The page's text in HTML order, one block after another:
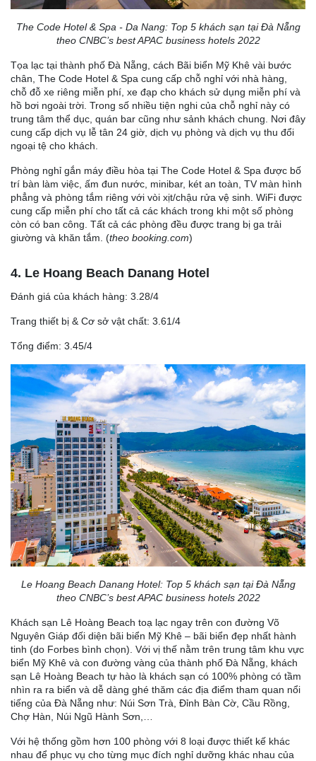
The Code Hotel & Spa - Da Nang: Top 5 khách sạn tại Đà Nẵng
theo CNBC’s best APAC business hotels 2022
Tọa lạc tại thành phố Đà Nẵng, cách Bãi biển Mỹ Khê vài bước
chân, The Code Hotel & Spa cung cấp chỗ nghỉ với nhà hàng,
chỗ đỗ xe riêng miễn phí, xe đạp cho khách sử dụng miễn phí và
hồ bơi ngoài trời. Trong số nhiều tiện nghi của chỗ nghỉ này có
trung tâm thể dục, quán bar cũng như sảnh khách chung. Nơi đây
cung cấp dịch vụ lễ tân 24 giờ, dịch vụ phòng và dịch vụ thu đổi
ngoại tệ cho khách.
Phòng nghỉ gắn máy điều hòa tại The Code Hotel & Spa được bố
trí bàn làm việc, ấm đun nước, minibar, két an toàn, TV màn hình
phẳng và phòng tắm riêng với vòi xịt/chậu rửa vệ sinh. WiFi được
cung cấp miễn phí cho tất cả các khách trong khi một số phòng
còn có ban công. Tất cả các phòng đều được trang bị ga trải
giường và khăn tắm. (theo booking.com)
4. Le Hoang Beach Danang Hotel
Đánh giá của khách hàng: 3.28/4
Trang thiết bị & Cơ sở vật chất: 3.61/4
Tổng điểm: 3.45/4
Le Hoang Beach Danang Hotel: Top 5 khách sạn tại Đà Nẵng
theo CNBC’s best APAC business hotels 2022
Khách sạn Lê Hoàng Beach toạ lạc ngay trên con đường Võ
Nguyên Giáp đối diện bãi biển Mỹ Khê – bãi biển đẹp nhất hành
tinh (do Forbes bình chọn). Với vị thế nằm trên trung tâm khu vực
biển Mỹ Khê và con đường vàng của thành phố Đà Nẵng, khách
sạn Lê Hoàng Beach tự hào là khách sạn có 100% phòng có tầm
nhìn ra ra biển và dễ dàng ghé thăm các địa điểm tham quan nổi
tiếng của Đà Nẵng như: Núi Sơn Trà, Đỉnh Bàn Cờ, Cầu Rồng,
Chợ Hàn, Núi Ngũ Hành Sơn,…
Với hệ thống gồm hơn 100 phòng với 8 loại được thiết kế khác
nhau để phục vụ cho từng mục đích nghỉ dưỡng khác nhau của